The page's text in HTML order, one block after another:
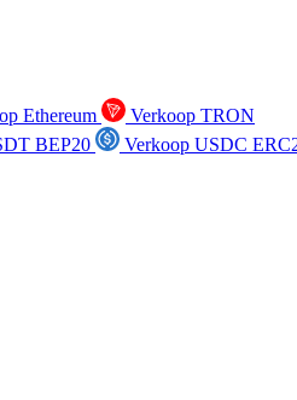
Ethereum
Verkoop TRON
BEP20 Verkoop USDC